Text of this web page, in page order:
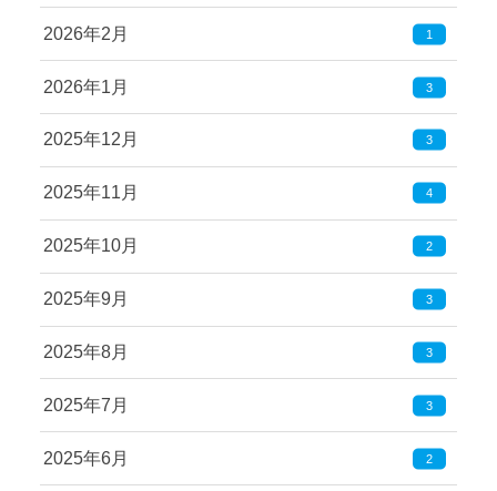
2026年2月 1
2026年1月 3
2025年12月 3
2025年11月 4
2025年10月 2
2025年9月 3
2025年8月 3
2025年7月 3
2025年6月 2